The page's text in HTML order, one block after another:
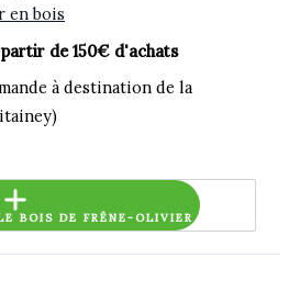
en bois
de 150€ d'achats
à destination de la
BOIS DE FRÊNE-OLIVIER